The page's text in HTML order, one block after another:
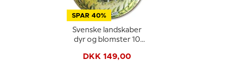
SPAR 40%
Svenske landskaber
dyr og blomster 10
DKK 149,00